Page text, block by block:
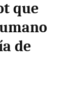
que
de